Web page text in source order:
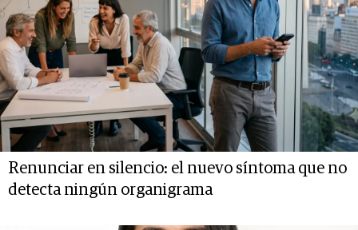
Renunciar en silencio: el nuevo síntoma que no
detecta ningún organigrama